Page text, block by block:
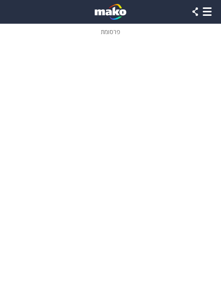
פרסומת